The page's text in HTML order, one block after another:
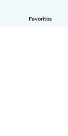
Favoritos